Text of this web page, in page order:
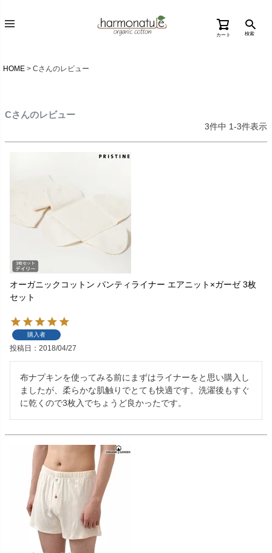
カート 検索
HOME Cさんのレビュー
Cさんのレビュー
3件中 1-3件表示
オーガニックコットン パンティライナー エアニット×ガーゼ 3枚
セット
購入者
投稿日 2018/04/27
布ナプキンを使ってみる前にまずはライナーをと思い購入し
ましたが、柔らかな肌触りでとても快適です。洗濯後もすぐ
に乾くので3枚入でちょうど良かったです。